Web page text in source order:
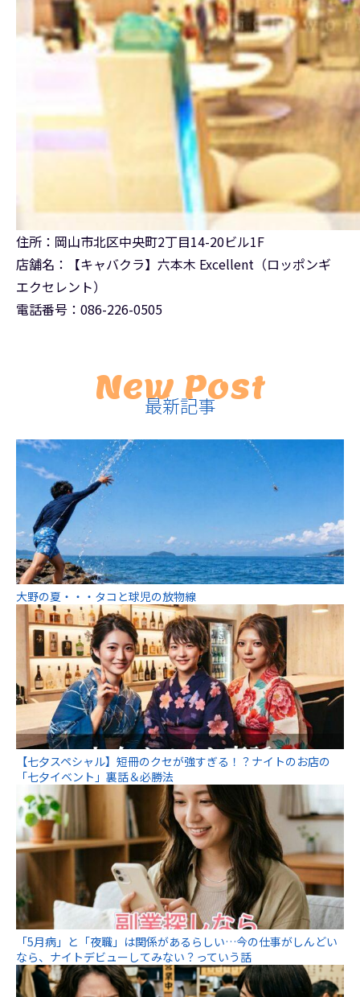
住所：岡山市北区中央町2丁目14-20ビル1F
店舗名：【キャバクラ】六本木 Excellent（ロッポンギ
エクセレント）
電話番号：086-226-0505
New Post
最新記事
大野の夏・・・タコと球児の放物線
【七夕スペシャル】短冊のクセが強すぎる！？ナイトのお店の
「七夕イベント」裏話＆必勝法
「5月病」と「夜職」は関係があるらしい…今の仕事がしんどい
なら、ナイトデビューしてみない？っていう話